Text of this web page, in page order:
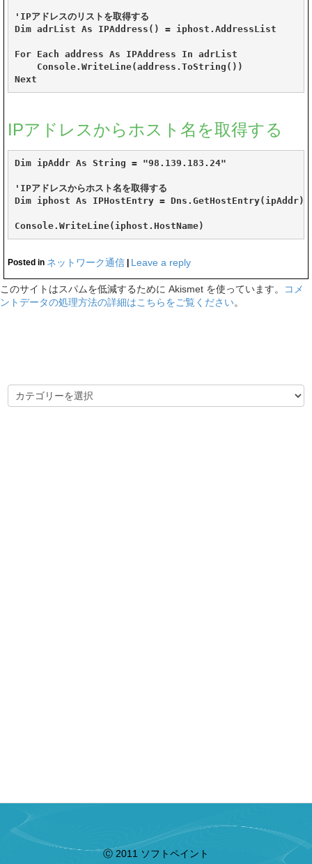
'IPアドレスのリストを取得する
Dim adrList As IPAddress() = iphost.AddressList
For Each address As IPAddress In adrList
    Console.WriteLine(address.ToString())
Next
IPアドレスからホスト名を取得する
Dim ipAddr As String = "98.139.183.24"
'IPアドレスからホスト名を取得する
Dim iphost As IPHostEntry = Dns.GetHostEntry(ipAddr)
Console.WriteLine(iphost.HostName)
Posted in ネットワーク通信 | Leave a reply
このサイトはスパムを低減するために Akismet を使っています。
コメ
ントデータの処理方法の詳細はこちらをご覧ください。
カテゴリー
Ⓒ 2011 ソフトペイント